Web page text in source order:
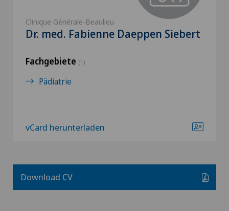
Clinique Générale-Beaulieu
Dr. med. Fabienne Daeppen Siebert
Fachgebiete (1)
Pädiatrie
vCard herunterladen
Download CV